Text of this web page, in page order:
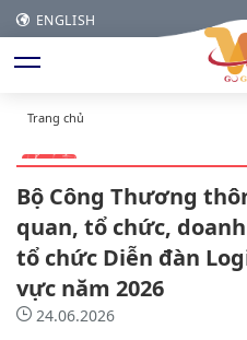
ENGLISH
Trang chủ
Bộ Công Thương
quan, tổ chức,
tổ chức Diễn đàn
vực năm 2026
24.06.2026